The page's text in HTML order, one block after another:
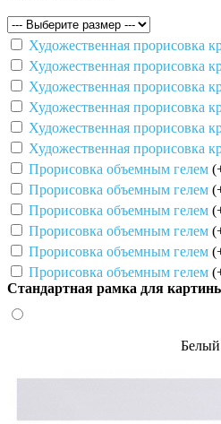
Художественная прорисовка
Художественная прорисовка
Художественная прорисовка
Художественная прорисовка
Художественная прорисовка
Художественная прорисовка
Прорисовка объемным гелем
Прорисовка объемным гелем
Прорисовка объемным гелем
Прорисовка объемным гелем
Прорисовка объемным гелем
Прорисовка объемным гелем
Стандартная рамка для
Белый